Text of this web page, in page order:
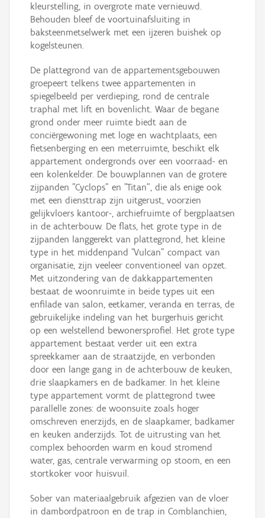
kleurstelling, in overgrote mate vernieuwd.
Behouden bleef de voortuinafsluiting in
baksteenmetselwerk met een ijzeren buishek op
kogelsteunen.
De plattegrond van de appartementsgebouwen
groepeert telkens twee appartementen in
spiegelbeeld per verdieping, rond de centrale
traphal met lift en bovenlicht. Waar de begane
grond onder meer ruimte biedt aan de
conciërgewoning met loge en wachtplaats, een
fietsenberging en een meterruimte, beschikt elk
appartement ondergronds over een voorraad- en
een kolenkelder. De bouwplannen van de grotere
zijpanden "Cyclops" en "Titan", die als enige ook
met een diensttrap zijn uitgerust, voorzien
gelijkvloers kantoor-, archiefruimte of bergplaatsen
in de achterbouw. De flats, het grote type in de
zijpanden langgerekt van plattegrond, het kleine
type in het middenpand "Vulcan" compact van
organisatie, zijn veeleer conventioneel van opzet.
Met uitzondering van de dakkappartementen
bestaat de woonruimte in beide types uit een
enfilade van salon, eetkamer, veranda en terras, de
gebruikelijke indeling van het burgerhuis gericht
op een welstellend bewonersprofiel. Het grote type
appartement bestaat verder uit een extra
spreekkamer aan de straatzijde, en verbonden
door een lange gang in de achterbouw de keuken,
drie slaapkamers en de badkamer. In het kleine
type appartement vormt de plattegrond twee
parallelle zones: de woonsuite zoals hoger
omschreven enerzijds, en de slaapkamer, badkamer
en keuken anderzijds. Tot de uitrusting van het
complex behoorden warm en koud stromend
water, gas, centrale verwarming op stoom, en een
stortkoker voor huisvuil.
Sober van materiaalgebruik afgezien van de vloer
in dambordpatroon en de trap in Comblanchien,